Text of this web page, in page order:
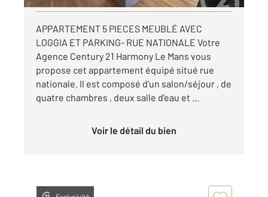
APPARTEMENT 5 PIECES MEUBLÉ AVEC
LOGGIA ET PARKING- RUE NATIONALE Votre
Agence Century 21 Harmony Le Mans vous
propose cet appartement équipé situé rue
nationale. Il est composé d'un salon/séjour , de
quatre chambres , deux salle d'eau et ...
Voir le détail du bien